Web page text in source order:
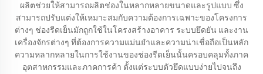
ผลิตช่วยให้สามารถผลิตช่องในหลากหลายขนาดและรูปแบบ ซึ่ง
สามารถปรับแต่งให้เหมาะสมกับความต้องการเฉพาะของโครงการ
ต่างๆ ช่องรีดเย็นมักถูกใช้ในโครงสร้างอาคาร ระบบยึดยัน และงาน
เครื่องจักรต่างๆ ที่ต้องการความแม่นยำและความน่าเชื่อถือเป็นหลัก
ความหลากหลายในการใช้งานของช่องรีดเย็นนั้นครอบคลุมทั้งภาค
อุตสาหกรรมและภาคการค้า ตั้งแต่ระบบตัวยึดแบบง่ายไปจนถึง